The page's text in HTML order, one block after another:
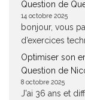
Question de
14 octobre 2025
bonjour, vous
d’exercices
Optimiser son
Question de
8 octobre 2025
J'ai 36 ans et